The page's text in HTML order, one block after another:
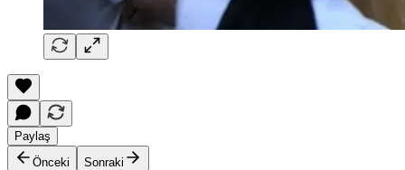
Paylaş
Önceki
Sonraki